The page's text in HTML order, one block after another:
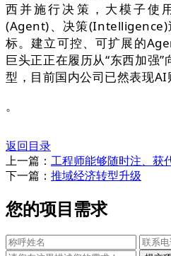
西并施行决策，大模子使
(Agent)、决策(Intelligence)
标。建立可控、可扩展的
巨头正正在履历从“东西加强”
型，目前国内公司已然表现AI
。
返回目录
上一篇： 工程师能够随时注、获
下一篇： 推域经济转型升级
您的项目需求